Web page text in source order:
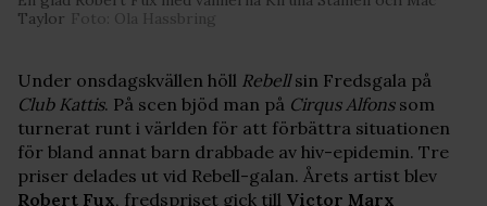
Taylor Foto: Ola Hassbring
Under onsdagskvällen höll Rebellsin Fredsgala på
Club Kattis. På scen bjöd man på Cirqus Alfonssom
turnerat runt i världen för att förbättra situationen
för bland annat barn drabbade av hiv-epidemin. Tre
priser delades ut vid Rebell-galan. Årets artist blev
Robert Fux, fredspriset gick till Victor Marx